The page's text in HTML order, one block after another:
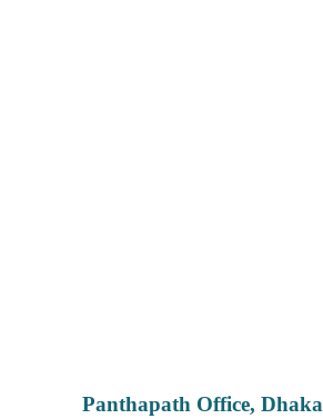
Panthapath Office, Dhaka